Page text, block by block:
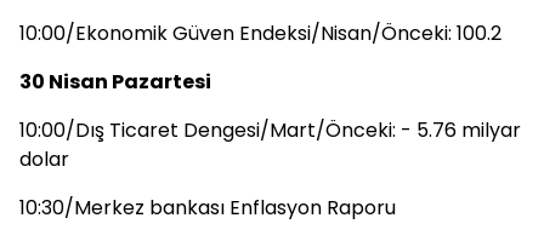
10:00/Ekonomik Güven Endeksi/Nisan/Önceki: 100.2
30 Nisan Pazartesi
10:00/Dış Ticaret Dengesi/Mart/Önceki: - 5.76 milyar
dolar
10:30/Merkez bankası Enflasyon Raporu